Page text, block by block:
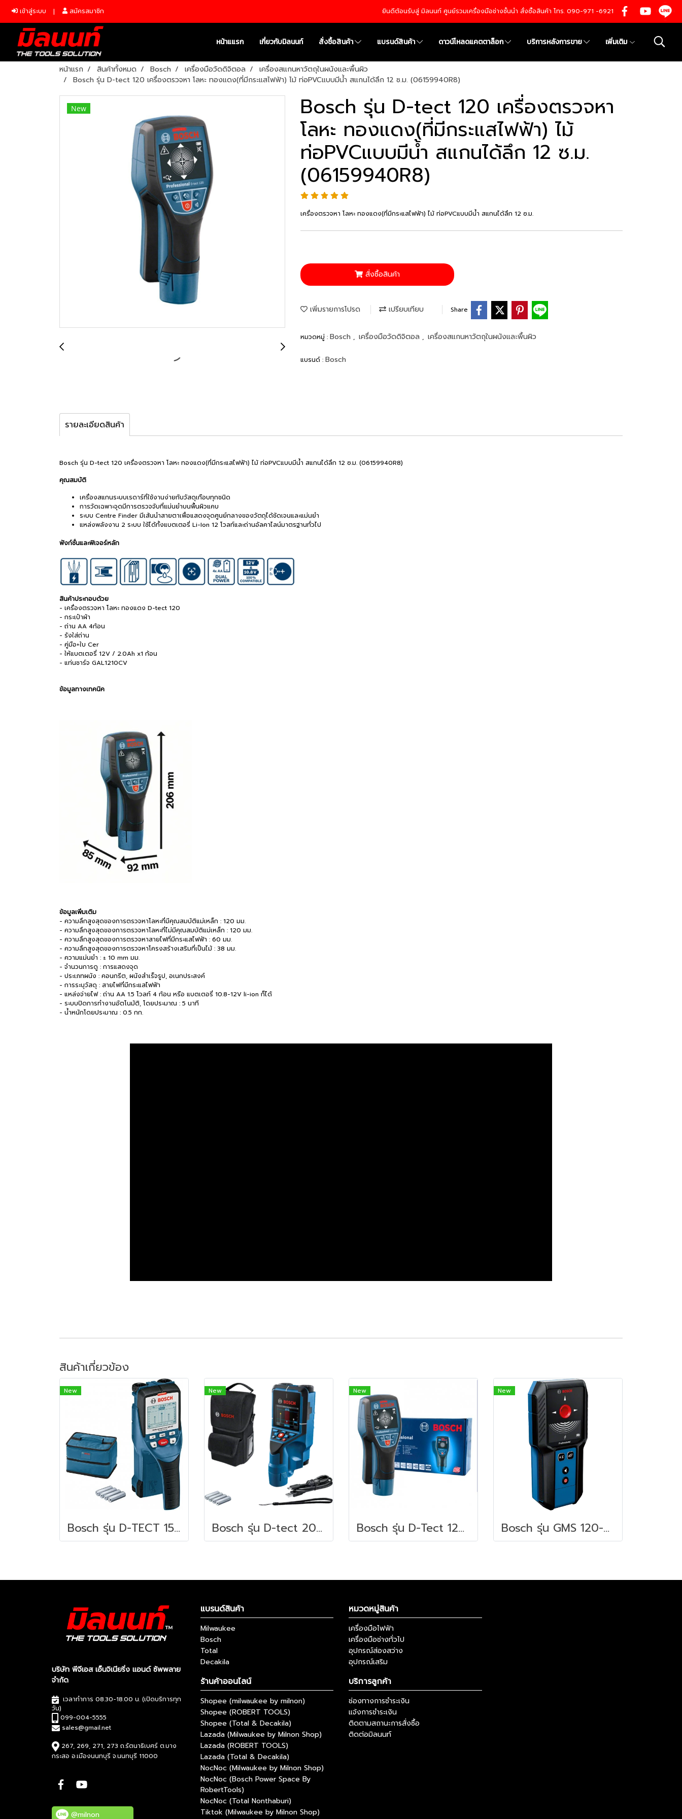
เข้าสู่ระบบ สมัครสมาชิก ยินดีต้อนรับสู่ มิลนนท์ ศูนย์รวมเครื่องมือช่างชั้นนำ สั่งซื้อสินค้า โทร. 090-971 -6921
หน้าแแรก เกี่ยวกับมิลนนท์ สั่งซื้อสินค้า แบรนด์สินค้า ดาวน์โหลดแคตตาล็อก บริการหลังการขาย เพิ่มเติม
หน้าแรก สินค้าทั้งหมด Bosch เครื่องมือวัดดิจิตอล
เครื่องสแกนหาวัตถุในผนังและพื้นผิว
Bosch รุ่น D-tect 120 เครื่องตรวจหา โลหะ ทองแดง(ที่มีกระแสไฟฟ้า) ไม้ ท่อPVCแบบมีน้ำ สแกนได้ลึก 12 ซ.ม. (06159940R8)
New Bosch รุ่น D-tect 120 เครื่องตรวจหา
โลหะ ทองแดง(ที่มีกระแสไฟฟ้า) ไม้
ท่อPVCแบบมีน้ำ สแกนได้ลึก 12 ซ.ม.
(06159940R8)
เครื่องตรวจหา โลหะ ทองแดง(ที่มีกระแสไฟฟ้า) ไม้ ท่อPVCแบบมีน้ำ สแกนได้ลึก 12 ซ.ม.
สั่งซื้อสินค้า
เพิ่มรายการโปรด เปรียบเทียบ Share
หมวดหมู่ : Bosch , เครื่องมือวัดดิจิตอล , เครื่องสแกนหาวัตถุในผนังและพื้นผิว
แบรนด์ : Bosch
รายละเอียดสินค้า
Bosch รุ่น D-tect 120 เครื่องตรวจหา โลหะ ทองแดง(ที่มีกระแสไฟฟ้า) ไม้ ท่อPVCแบบมีน้ำ สแกนได้ลึก 12 ซ.ม. (06159940R8)
คุณสมบัติ
เครื่องสแกนระบบเรดาร์ที่ใช้งานง่ายกับวัสดุเกือบทุกชนิด
การวัดเฉพาะจุดมีการตรวจจับที่แม่นยำบนพื้นผิวแคบ
ระบบ Centre Finder มีเส้นนำสายตาเพื่อแสดงจุดศูนย์กลางของวัตถุได้ชัดเจนและแม่นยำ
แหล่งพลังงาน 2 ระบบ ใช้ได้ทั้งแบตเตอรี่ Li-Ion 12 โวลท์และถ่านอัลคาไลน์มาตรฐานทั่วไป
ฟังก์ชั่นและฟิเจอร์หลัก
สินค้าประกอบด้วย
- เครื่องตรวจหา โลหะ ทองแดง D-tect 120
- กระเป๋าผ้า
- ถ่าน AA 4ก้อน
- รังใส่ถ่าน
- คู่มือ+ใบ Cer
- ให้แบตเตอรี่ 12V / 2.0Ah x1 ก้อน
- แท่นชาร์จ GAL1210CV
ข้อมูลทางเทคนิค
ข้อมูลเพิ่มเติม
- ความลึกสูงสุดของการตรวจหาโลหะที่มีคุณสมบัติแม่เหล็ก : 120 มม.
- ความลึกสูงสุดของการตรวจหาโลหะที่ไม่มีคุณสมบัติแม่เหล็ก : 120 มม.
- ความลึกสูงสุดของการตรวจหาสายไฟที่มีกระแสไฟฟ้า : 60 มม.
- ความลึกสูงสุดของการตรวจหาโครงสร้างเสริมที่เป็นไม้ : 38 มม.
- ความแม่นยำ : ± 10 mm มม.
- จำนวนการดู : การแสดงจุด
- ประเภทผนัง : คอนกรีต, ผนังสำเร็จรูป, อเนกประสงค์
- การระบุวัสดุ : สายไฟที่มีกระแสไฟฟ้า
- แหล่งจ่ายไฟ : ถ่าน AA 1.5 โวลท์ 4 ก้อน หรือ แบตเตอรี่ 10.8-12V li-ion ก็ได้
- ระบบปิดการทำงานอัตโนมัติ, โดยประมาณ : 5 นาที
- น้ำหนักโดยประมาณ : 0.5 กก.
สินค้าเกี่ยวข้อง
New
Bosch รุ่น D-TECT 150 SV เครื่องสแกนผนัง วัดได้ลึก 15 ซ.ม. (0601010008)
New
Bosch รุ่น D-tect 200 C Professional เครื่องสแกนผนัง วัดได้ลึก 20 ซม. (06010816K0)
New
Bosch รุ่น D-Tect 120 เครื่องตรวจหา โลหะ ทองแดง ไม้ ท่อ PVC แบบมีน้ำ (06010813K0)
New
Bosch รุ่น GMS 120-27 เครื่องสแกนผนัง (06010817K0)
บริษัท พีจีเอส เอ็นจิเนียริ่ง แอนด์ ซัพพลาย
จำกัด
เวลาทำการ 08.30-18.00 น. (เปิดบริการทุก
วัน)
099-004-5555
sales@gmail.net
267, 269, 271, 273 ถ.รัตนาธิเบศร์ ต.บาง
กระสอ อ.เมืองนนทบุรี จ.นนทบุรี 11000
@milnon
แบรนด์สินค้า
Milwaukee
Bosch
Total
Decakila
หมวดหมู่สินค้า
เครื่องมือไฟฟ้า
เครื่องมือช่างทั่วไป
อุปกรณ์ส่องสว่าง
อุปกรณ์เสริม
ร้านค้าออนไลน์
Shopee (milwaukee by milnon)
Shopee (ROBERT TOOLS)
Shopee (Total & Decakila)
Lazada (Milwaukee by Milnon Shop)
Lazada (ROBERT TOOLS)
Lazada (Total & Decakila)
NocNoc (Milwaukee by Milnon Shop)
NocNoc (Bosch Power Space By
RobertTools)
NocNoc (Total Nonthaburi)
Tiktok (Milwaukee by Milnon Shop)
บริการลูกค้า
ช่องทางการชำระเงิน
แจ้งการชำระเงิน
ติดตามสถานะการสั่งซื้อ
ติดต่อมิลนนท์